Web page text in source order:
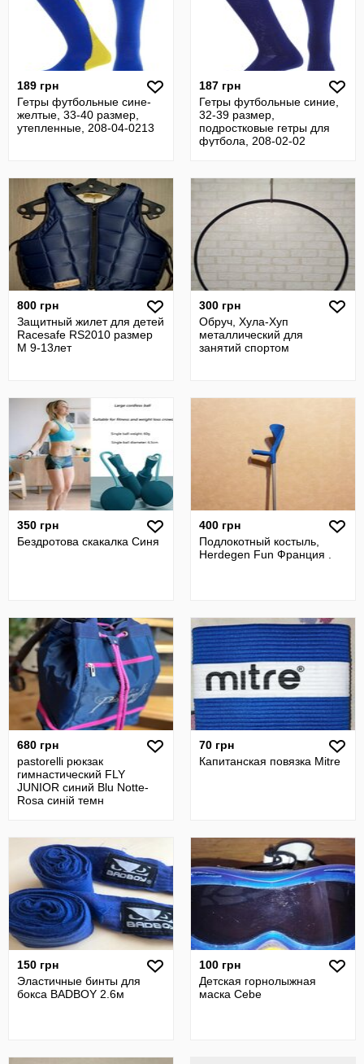
189 грн
Гетры футбольные сине-
желтые, 33-40 размер,
утепленные, 208-04-0213
187 грн
Гетры футбольные синие,
32-39 размер,
подростковые гетры для
футбола, 208-02-02
800 грн
Защитный жилет для детей
Racesafe RS2010 размер
М 9-13лет
300 грн
Обруч, Хула-Хуп
металлический для
занятий спортом
350 грн
Бездротова скакалка Синя
400 грн
Подлокотный костыль,
Herdegen Fun Франция .
680 грн
pastorelli рюкзак
гимнастический FLY
JUNIOR синий Blu Notte-
Rosa синій темн
70 грн
Капитанская повязка Mitre
150 грн
Эластичные бинты для
бокса BADBOY 2.6м
100 грн
Детская горнолыжная
маска Cebe